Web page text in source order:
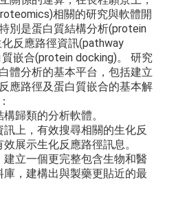
相關的研究與軟體開
別是蛋白質結構分析(protein
反應路徑資訊(pathway
嵌合(protein docking)。 研究
體分析的基本平台，包括建立
應路徑及蛋白質嵌合的基本解
歸類的分析軟體。
上，有效搜尋相關的生化反
展示生化反應路徑訊息。
建立一個更完整包含生物和醫
，建構出與製藥更貼近的最